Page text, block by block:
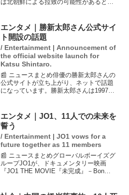
は北朝鮮による拉致の可能性があるとし
発見され、北朝鮮には行っていないとの
こと。これにより、日本...
エンタメ｜勝新太郎さん公式サイ
ト開設の話題
/ Entertainment | Announcement of
the official website launch for
Katsu Shintaro.
📰 ニュースまとめ俳優の勝新太郎さんの
公式サイトが立ち上がり、ネットで話題
になっています。勝新太郎さんは1997年
業績や思い出が紹介されており、ファン
からの期待が高ま...
エンタメ｜JO1、11人での未来を
誓う
/ Entertainment | JO1 vows for a
future together as 11 members
📰 ニュースまとめグローバルボーイズグ
ループJO1が、ドキュメンタリー映画
『JO1 THE MOVIE『未完成』－Bon